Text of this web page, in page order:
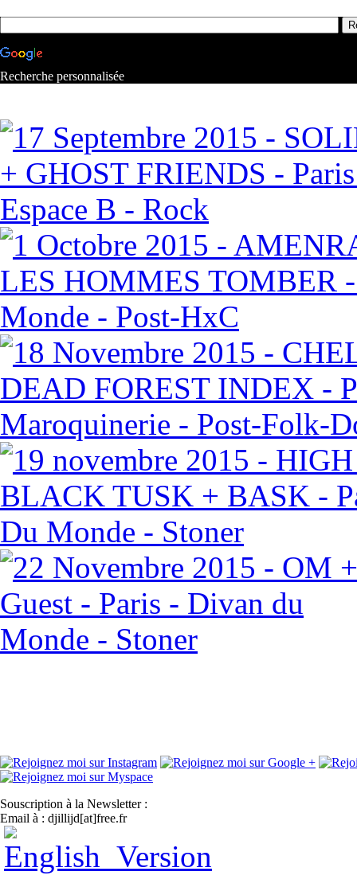
Recherche personnalisée
Souscription à la Newsletter :
Email à : djillijd[at]free.fr